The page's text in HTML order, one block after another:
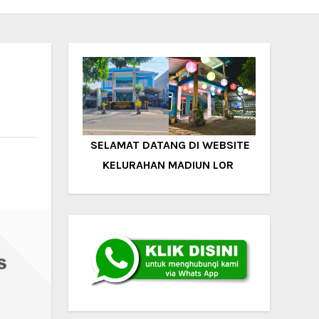
SELAMAT DATANG DI WEBSITE
KELURAHAN MADIUN LOR